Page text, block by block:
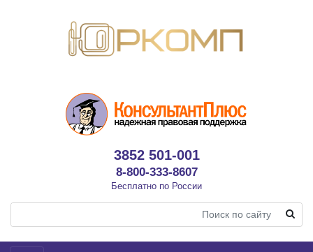
3852 501-001
8-800-333-8607
Бесплатно по России